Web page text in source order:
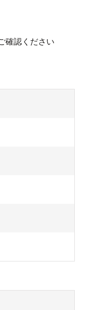
確認ください